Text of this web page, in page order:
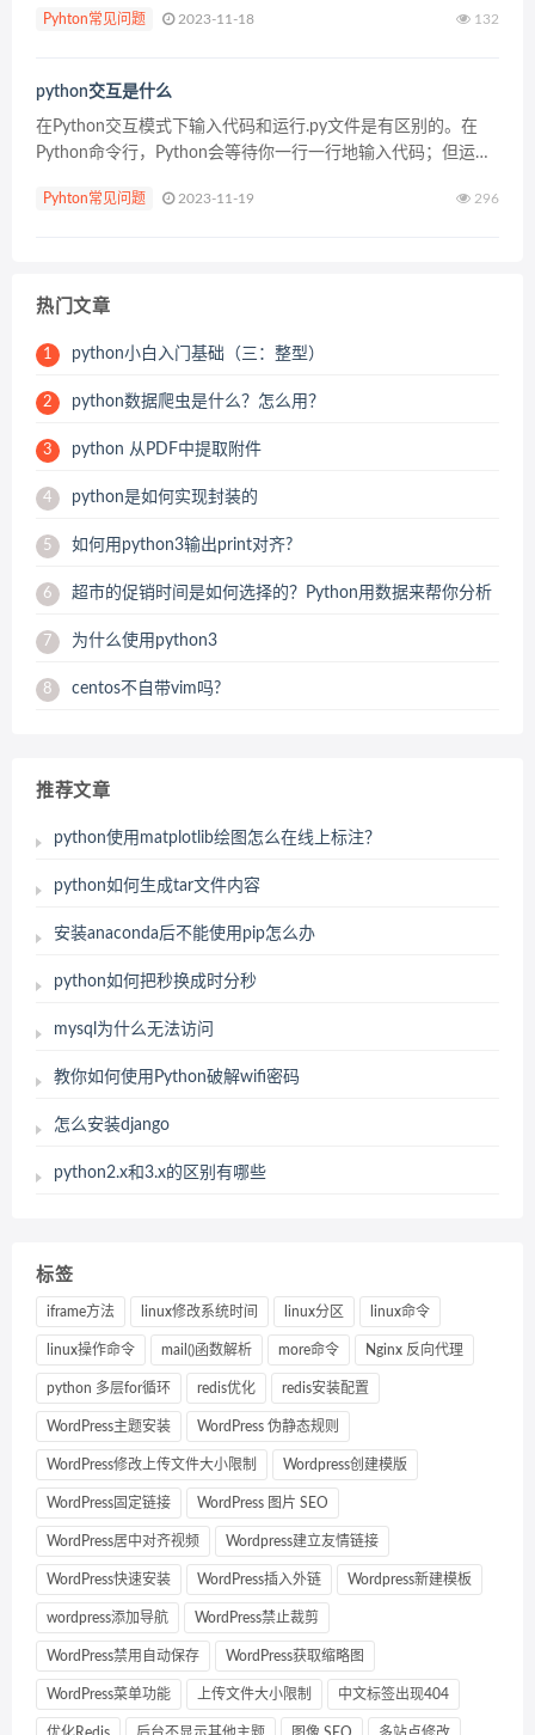
Pyhton常见问题 2023-11-18 132
python交互是什么
在Python交互模式下输入代码和运行.py文件是有区别的。在
Python命令行，Python会等待你一行一行地输入代码；但运
立即退出（这样你就不能看到程序输...
Pyhton常见问题 2023-11-19 296
热门文章
1 python小白入门基础（三：整型）
2 python数据爬虫是什么？怎么用？
3 python 从PDF中提取附件
4 python是如何实现封装的
5 如何用python3输出print对齐?
6 超市的促销时间是如何选择的？Python用数据来帮你分析
7 为什么使用python3
8 centos不自带vim吗?
推荐文章
python使用matplotlib绘图怎么在线上标注？
python如何生成tar文件内容
安装anaconda后不能使用pip怎么办
python如何把秒换成时分秒
mysql为什么无法访问
教你如何使用Python破解wifi密码
怎么安装django
python2.x和3.x的区别有哪些
标签
iframe方法 linux修改系统时间 linux分区 linux命令
linux操作命令 mail()函数解析 more命令 Nginx 反向代理
python 多层for循环 redis优化 redis安装配置
WordPress主题安装 WordPress 伪静态规则
WordPress修改上传文件大小限制 Wordpress创建模版
WordPress固定链接 WordPress 图片 SEO
WordPress居中对齐视频 Wordpress建立友情链接
WordPress快速安装 WordPress插入外链 Wordpress新建模板
wordpress添加导航 WordPress禁止裁剪
WordPress禁用自动保存 WordPress获取缩略图
WordPress菜单功能 上传文件大小限制 中文标签出现404
优化Redis 后台不显示其他主题 图像 SEO 多站点修改